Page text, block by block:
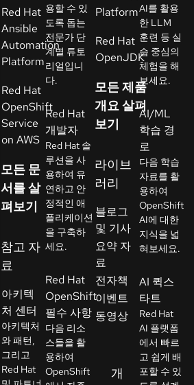
판
시
작
락
처
언
어
선
Red Hat
Ansible
Automation
Platform
Red Hat
OpenShift
Service
on AWS
모든 문
서를 살
펴보기
참고 자
료
아키텍
처 센터
아키텍처
와 패턴,
그리고
Red Hat
용할 수 있
도록 돕는
전문가 단
계별 튜토
리얼입니
다.
Red Hat
개발자
Red Hat 솔
루션을 사
용하여 유
연하고 안
정적인 애
플리케이션
을 구축하
세요.
Red Hat
OpenShift
필수 사항
다음 리소
스들을 활
용하여
OpenShift
Platform
Red Hat
OpenJDK
모든 제품
개요 살펴
보기
라이브
러리
블로그
및 기사
요약 자
료
전자책
이벤트
동영상
개
AI를 활용
한 LLM
훈련 등 실
습 중심의
체험을 해
보세요.
AI/ML
학습 경
로
다음 학습
자료를 활
용하여
OpenShift
AI에 대한
지식을 넓
혀보세요.
AI 퀵스
타트
Red Hat
AI 플랫폼
에서 빠르
고 쉽게 배
포할 수 있